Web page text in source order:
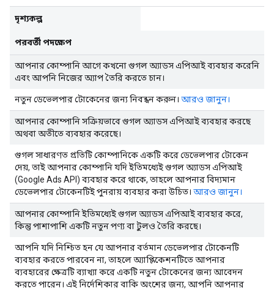
দৃশ্যকল্প
পরবর্তী পদক্ষেপ
আপনার কোম্পানি আগে কখনো গুগল অ্যাডস এপিআই ব্যবহার করেনি
এবং আপনি নিজের অ্যাপ তৈরি করতে চান।
নতুন ডেভেলপার টোকেনের জন্য নিবন্ধন করুন। আরও জানুন।
আপনার কোম্পানি সক্রিয়ভাবে গুগল অ্যাডস এপিআই ব্যবহার করছে
অথবা অতীতে ব্যবহার করেছে।
গুগল সাধারণত প্রতিটি কোম্পানিকে একটি করে ডেভেলপার টোকেন
দেয়, তাই আপনার কোম্পানি যদি ইতিমধ্যেই গুগল অ্যাডস এপিআই
(Google Ads API) ব্যবহার করে থাকে, তাহলে আপনার বিদ্যমান
ডেভেলপার টোকেনটিই পুনরায় ব্যবহার করা উচিত। আরও জানুন।
আপনার কোম্পানি ইতিমধ্যেই গুগল অ্যাডস এপিআই ব্যবহার করে,
কিন্তু পাশাপাশি একটি নতুন পণ্য বা টুলও তৈরি করছে।
আপনি যদি নিশ্চিত হন যে আপনার বর্তমান ডেভেলপার টোকেনটি
ব্যবহার করতে পারবেন না, তাহলে অ্যাপ্লিকেশনটিতে আপনার
ব্যবহারের ক্ষেত্রটি ব্যাখ্যা করে একটি নতুন টোকেনের জন্য আবেদন
করতে পারেন। এই নির্দেশিকার বাকি অংশের জন্য, আপনি আপনার